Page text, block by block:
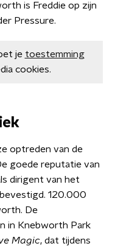
is Freddie op zijn
Pressure.
je toestemming
cookies.
optreden van de
goede reputatie van
dirigent van het
120.000
De
in Knebworth Park
Magic, dat tijdens